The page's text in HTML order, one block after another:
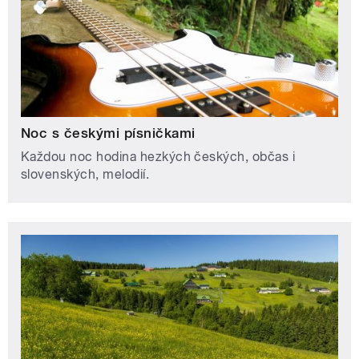
Noc s českými písničkami
Každou noc hodina hezkých českých, občas i
slovenských, melodií.